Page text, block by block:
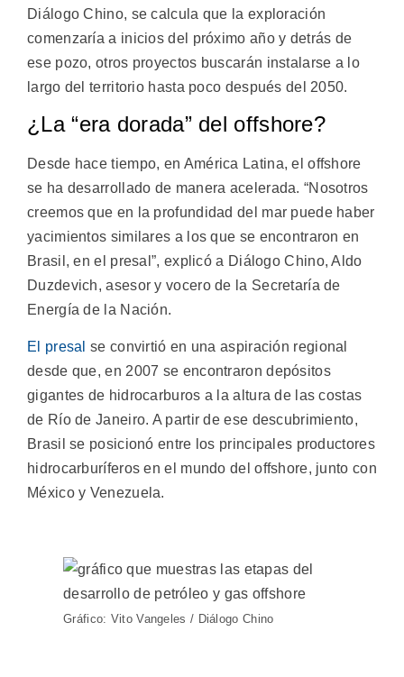
Diálogo Chino, se calcula que la exploración
comenzaría a inicios del próximo año y detrás de
ese pozo, otros proyectos buscarán instalarse a lo
largo del territorio hasta poco después del 2050.
¿La “era dorada” del offshore?
Desde hace tiempo, en América Latina, el offshore
se ha desarrollado de manera acelerada. “Nosotros
creemos que en la profundidad del mar puede haber
yacimientos similares a los que se encontraron en
Brasil, en el presal”, explicó a Diálogo Chino, Aldo
Duzdevich, asesor y vocero de la Secretaría de
Energía de la Nación.
El presal se convirtió en una aspiración regional
desde que, en 2007 se encontraron depósitos
gigantes de hidrocarburos a la altura de las costas
de Río de Janeiro. A partir de ese descubrimiento,
Brasil se posicionó entre los principales productores
hidrocarburíferos en el mundo del offshore, junto con
México y Venezuela.
Gráfico: Vito Vangeles / Diálogo Chino